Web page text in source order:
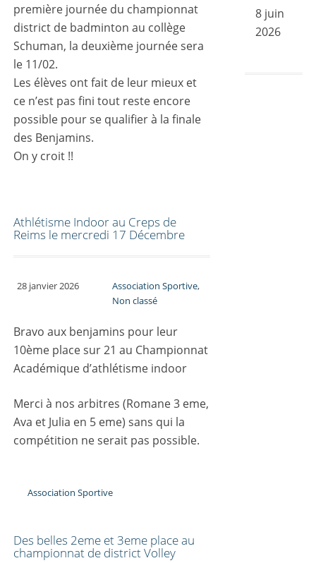
première journée du championnat
district de badminton au collège
Schuman, la deuxième journée sera
le 11/02.
Les élèves ont fait de leur mieux et
ce n’est pas fini tout reste encore
possible pour se qualifier à la finale
des Benjamins.
On y croit !!
Athlétisme Indoor au Creps de
Reims le mercredi 17 Décembre
28 janvier 2026 Association Sportive,
Non classé
Bravo aux benjamins pour leur
10ème place sur 21 au Championnat
Académique d’athlétisme indoor
Merci à nos arbitres (Romane 3 eme,
Ava et Julia en 5 eme) sans qui la
compétition ne serait pas possible.
Association Sportive
Des belles 2eme et 3eme place au
championnat de district Volley
8 juin
2026